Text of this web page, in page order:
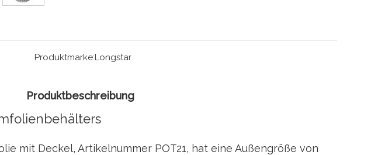
Produktmarke:Longstar
Produktbeschreibung
mit Deckel, Artikelnummer POT21, hat eine Außengröße von